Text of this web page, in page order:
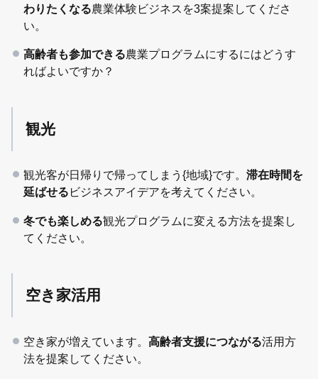
わりたくなる農業体験ビジネスを3案提案してくださ
い。
高齢者も参加できる農業プログラムにするにはどうす
ればよいですか？
観光
観光客が日帰りで帰ってしまう{地域}です。 滞在時間を
延ばせる ビジネスアイデアを考えてください。
冬でも楽しめる観光プログラムに変える方法を提案し
てください。
空き家活用
空き家が増えています。 高齢者支援につながる活用方
法を提案してください。